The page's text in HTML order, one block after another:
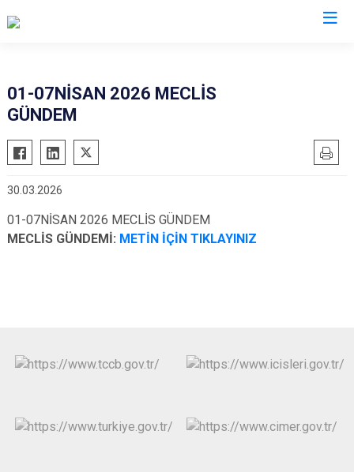
01-07NİSAN 2026 MECLİS
GÜNDEM
30.03.2026
01-07NİSAN 2026 MECLİS GÜNDEM
MECLİS GÜNDEMİ: METİN İÇİN TIKLAYINIZ